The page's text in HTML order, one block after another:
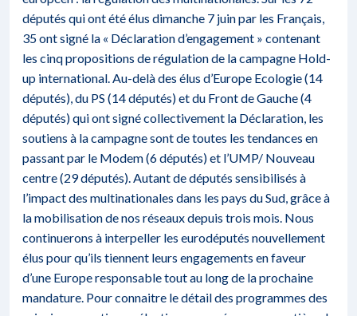
députés qui ont été élus dimanche 7 juin par les Français,
35 ont signé la « Déclaration d’engagement » contenant
les cinq propositions de régulation de la campagne Hold-
up international. Au-delà des élus d’Europe Ecologie (14
députés), du PS (14 députés) et du Front de Gauche (4
députés) qui ont signé collectivement la Déclaration, les
soutiens à la campagne sont de toutes les tendances en
passant par le Modem (6 députés) et l’UMP/ Nouveau
centre (29 députés). Autant de députés sensibilisés à
l’impact des multinationales dans les pays du Sud, grâce à
la mobilisation de nos réseaux depuis trois mois. Nous
continuerons à interpeller les eurodéputés nouvellement
élus pour qu’ils tiennent leurs engagements en faveur
d’une Europe responsable tout au long de la prochaine
mandature. Pour connaitre le détail des programmes des